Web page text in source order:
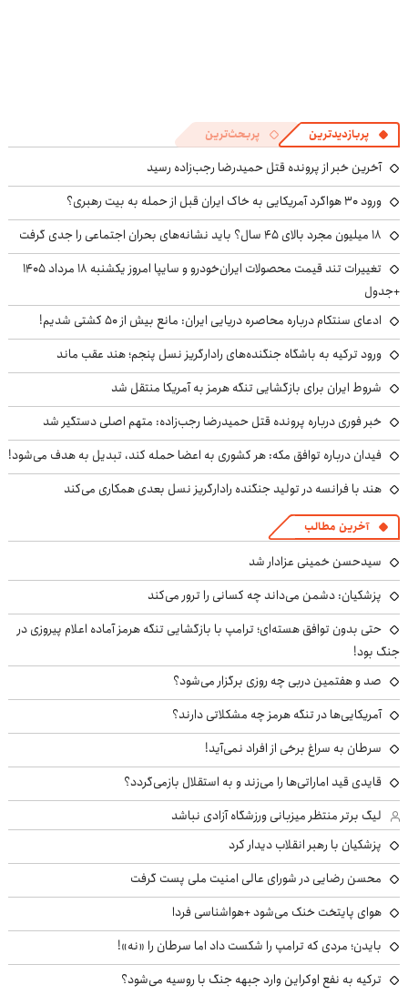
پربازدیدترین پربحث‌ترین
آخرین خبر از پرونده قتل حمیدرضا رجب‌زاده رسید
ورود ۳۰ هواگرد آمریکایی به خاک ایران قبل از حمله به بیت رهبری؟
۱۸ میلیون مجرد بالای ۴۵ سال؟ باید نشانه‌های بحران اجتماعی را جدی گرفت
تغییرات تند قیمت محصولات ایران‌خودرو و سایپا امروز یکشنبه ۱۸ مرداد ۱۴۰۵
+جدول
ادعای سنتکام درباره محاصره دریایی ایران: مانع بیش از ۵۰ کشتی شدیم!
ورود ترکیه به باشگاه جنگنده‌های رادارگریز نسل پنجم؛ هند عقب ماند
شروط ایران برای بازگشایی تنگه هرمز به آمریکا منتقل شد
خبر فوری درباره پرونده قتل حمیدرضا رجب‌زاده: متهم اصلی دستگیر شد
فیدان درباره توافق مکه: هر کشوری به اعضا حمله کند، تبدیل به هدف می‌شود!
هند با فرانسه در تولید جنگنده رادارگریز نسل بعدی همکاری می‌کند
آخرین مطالب
سیدحسن خمینی عزادار شد
پزشکیان: دشمن می‌داند چه کسانی را ترور می‌کند
حتی بدون توافق هسته‌ای؛ ترامپ با بازگشایی تنگه هرمز آماده اعلام پیروزی در
جنگ بود!
صد و هفتمین دربی چه روزی برگزار می‌شود؟
آمریکایی‌ها در تنگه هرمز چه مشکلاتی دارند؟
سرطان به سراغ برخی از افراد نمی‌آید!
قایدی قید اماراتی‌ها را می‌زند و به استقلال بازمی‌گردد؟
لیگ برتر منتظر میزبانی ورزشگاه آزادی نباشد
پزشکیان با رهبر انقلاب دیدار کرد
محسن رضایی در شورای عالی امنیت ملی پست گرفت
هوای پایتخت خنک می‌شود +هواشناسی فردا
بایدن؛ مردی که ترامپ را شکست داد اما سرطان را «نه»!
ترکیه به نفع اوکراین وارد جبهه جنگ با روسیه می‌شود؟